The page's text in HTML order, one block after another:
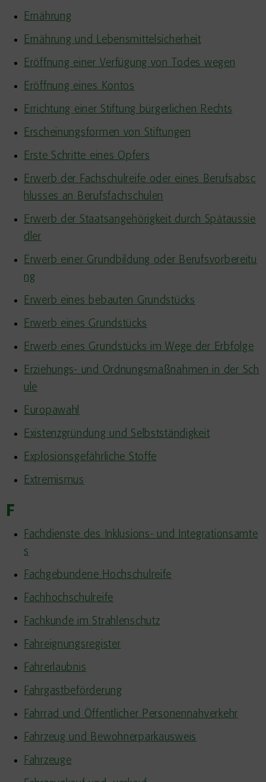
Ernährung
Ernährung und Lebensmittelsicherheit
Eröffnung einer Verfügung von Todes wegen
Eröffnung eines Kontos
Errichtung einer Stiftung bürgerlichen Rechts
Erscheinungsformen von Stiftungen
Erste Schritte eines Opfers
Erwerb der Fachschulreife oder eines Berufsabsc
hlusses an Berufsfachschulen
Erwerb der Staatsangehörigkeit durch Spätaussie
dler
Erwerb einer Grundbildung oder Berufsvorbereitu
ng
Erwerb eines bebauten Grundstücks
Erwerb eines Grundstücks
Erwerb eines Grundstücks im Wege der Erbfolge
Erziehungs- und Ordnungsmaßnahmen in der Sch
ule
Europawahl
Existenzgründung und Selbstständigkeit
Explosionsgefährliche Stoffe
Extremismus
F
Fachdienste des Inklusions- und Integrationsamte
s
Fachgebundene Hochschulreife
Fachhochschulreife
Fachkunde im Strahlenschutz
Fahreignungsregister
Fahrerlaubnis
Fahrgastbeförderung
Fahrrad und Öffentlicher Personennahverkehr
Fahrzeug und Bewohnerparkausweis
Fahrzeuge